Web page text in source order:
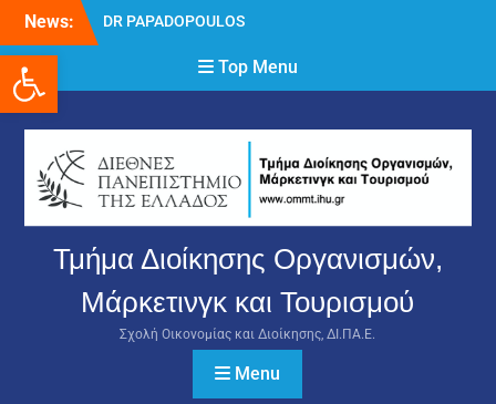
Ανοίξτε τη γραμμή εργαλείων
content
News:
DR PAPADOPOULOS
Δρ Παπαδόπουλος
Νικόλαος
δικαιολογητικών και
ενστάσεων για τη
χορήγηση του
στεγαστικού επιδόματος
ακαδημαϊκού έτους 2025-
2026.
Top Menu
Τμήμα Διοίκησης Οργανισμών,
Μάρκετινγκ και Τουρισμού
Σχολή Οικονομίας και Διοίκησης, ΔΙ.ΠΑ.Ε.
Menu